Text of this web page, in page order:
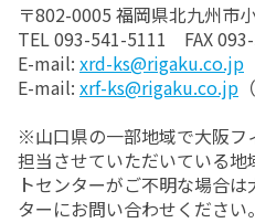
〒802-0005 福岡県北九州
TEL 093-541-5111 FAX
E-mail: xrd-ks@rigaku.co.jp
E-mail: xrf-ks@rigaku.co.jp
※山口県の一部地域で大阪フ
担当させていただいている地
トセンターがご不明な場合
ターにお問い合わせください。